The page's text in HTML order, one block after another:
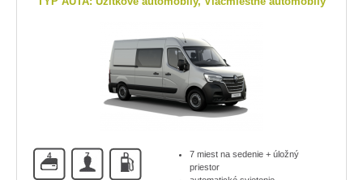
4 7 D
7 miest na sedenie + úložný
priestor